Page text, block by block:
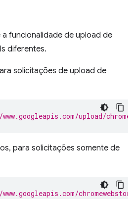
funcionalidade de upload de
diferentes.
solicitações de upload de
upload/
para solicitações somente de